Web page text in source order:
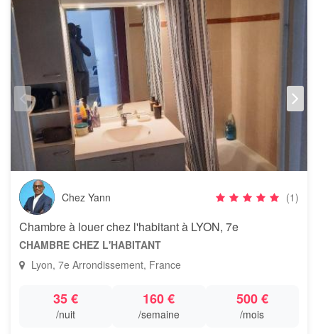
Chez Yann (1)
Chambre à louer chez l'habitant à LYON, 7e
CHAMBRE CHEZ L'HABITANT
Lyon, 7e Arrondissement, France
35 €
/nuit
160 €
/semaine
500 €
/mois